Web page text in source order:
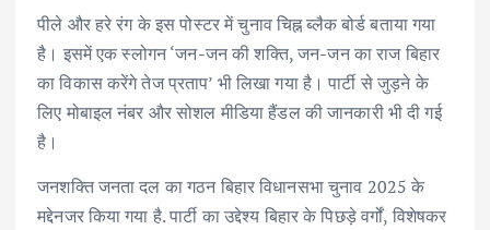
पीले और हरे रंग के इस पोस्टर में चुनाव चिह्न ब्लैक बोर्ड बताया गया
है। इसमें एक स्लोगन ‘जन-जन की शक्ति, जन-जन का राज बिहार
का विकास करेंगे तेज प्रताप’ भी लिखा गया है। पार्टी से जुड़ने के
लिए मोबाइल नंबर और सोशल मीडिया हैंडल की जानकारी भी दी गई
है।
जनशक्ति जनता दल का गठन बिहार विधानसभा चुनाव 2025 के
मद्देनजर किया गया है. पार्टी का उद्देश्य बिहार के पिछड़े वर्गों, विशेषकर